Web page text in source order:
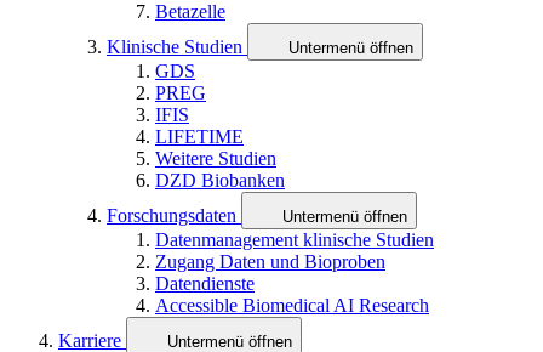
Betazelle
Klinische Studien
Untermenü öffnen
GDS
PREG
IFIS
LIFETIME
Weitere Studien
DZD Biobanken
Forschungsdaten
Untermenü öffnen
Datenmanagement klinische Studien
Zugang Daten und Bioproben
Datendienste
Accessible Biomedical AI Research
Karriere
Untermenü öffnen